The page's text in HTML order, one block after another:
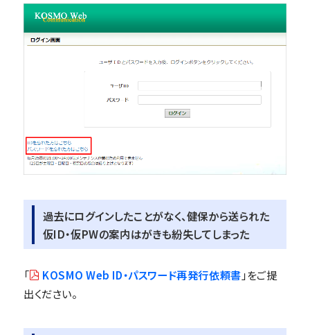
過去にログインしたことがなく、健保から送られた
仮ID・仮PWの案内はがきも紛失してしまった
「 KOSMO Web ID・パスワード再発行依頼書 」をご提
出ください。